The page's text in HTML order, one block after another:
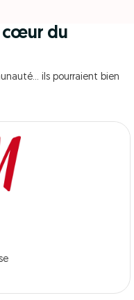
cœur du
ils pourraient bien